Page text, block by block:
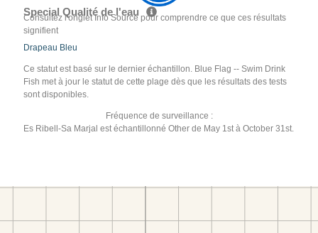
Special Qualité de l'eau
Consultez l'onglet Info Source pour comprendre ce que ces résultats
signifient
Drapeau Bleu
Ce statut est basé sur le dernier échantillon. Blue Flag -- Swim Drink
Fish met à jour le statut de cette plage dès que les résultats des tests
sont disponibles.
Fréquence de surveillance :
Es Ribell-Sa Marjal est échantillonné Other de May 1st à October 31st.